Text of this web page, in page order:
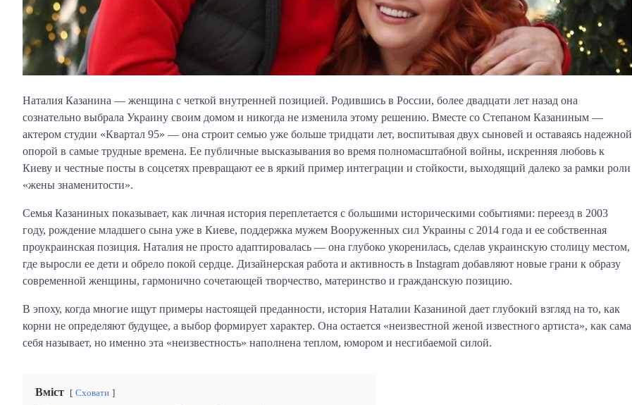
Наталия Казанина — женщина с четкой внутренней позицией. Родившись в России, более двадцати лет назад она
сознательно выбрала Украину своим домом и никогда не изменила этому решению. Вместе со Степаном Казаниным —
актером студии «Квартал 95» — она строит семью уже больше тридцати лет, воспитывая двух сыновей и оставаясь надежной
опорой в самые трудные времена. Ее публичные высказывания во время полномасштабной войны, искренняя любовь к
Киеву и честные посты в соцсетях превращают ее в яркий пример интеграции и стойкости, выходящий далеко за рамки роли
«жены знаменитости».
Семья Казаниных показывает, как личная история переплетается с большими историческими событиями: переезд в 2003
году, рождение младшего сына уже в Киеве, поддержка мужем Вооруженных сил Украины с 2014 года и ее собственная
проукраинская позиция. Наталия не просто адаптировалась — она глубоко укоренилась, сделав украинскую столицу местом,
где выросли ее дети и обрело покой сердце. Дизайнерская работа и активность в Instagram добавляют новые грани к образу
современной женщины, гармонично сочетающей творчество, материнство и гражданскую позицию.
В эпоху, когда многие ищут примеры настоящей преданности, история Наталии Казаниной дает глубокий взгляд на то, как
корни не определяют будущее, а выбор формирует характер. Она остается «неизвестной женой известного артиста», как сама
себя называет, но именно эта «неизвестность» наполнена теплом, юмором и несгибаемой силой.
Вміст Сховати